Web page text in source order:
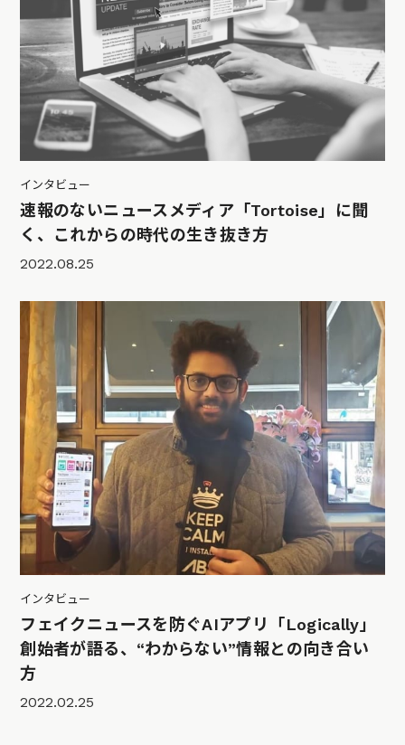
インタビュー
速報のないニュースメディア「Tortoise」に聞
く、これからの時代の生き抜き方
2022.08.25
インタビュー
フェイクニュースを防ぐAIアプリ「Logically」
創始者が語る、“わからない”情報との向き合い
方
2022.02.25